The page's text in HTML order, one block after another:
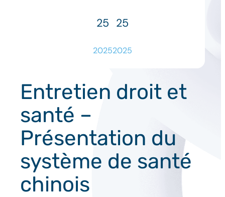
25
2025
25
2025
Entretien droit et
santé –
Présentation du
système de santé
chinois